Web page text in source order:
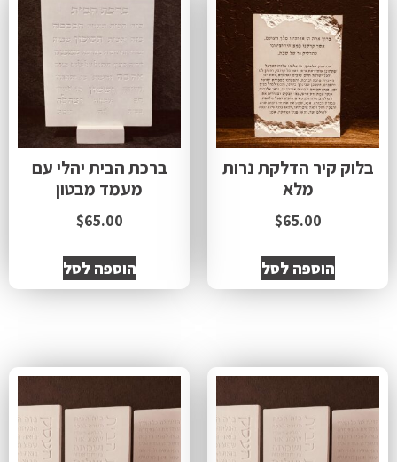
בלוק קיר הדלקת נרות
מלא
$65.00
הוספה לסל
ברכת הבית יהלי עם
מעמד מבטון
$65.00
הוספה לסל